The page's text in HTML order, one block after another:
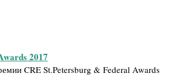
2017
CRE St.Petersburg & Federal Awards